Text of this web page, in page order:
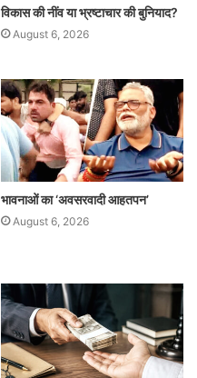
विकास की नींव या भ्रष्टाचार की बुनियाद?
August 6, 2026
भावनाओं का ‘अवसरवादी आहतपन’
August 6, 2026